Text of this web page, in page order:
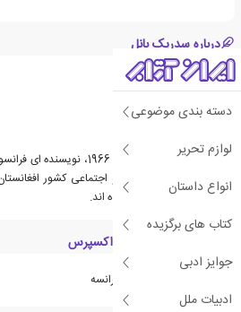
دسته بندی موضوعی
لوازم تحریر
انواع داستان
کتاب های برگزیده
جوایز ادبی
ادبیات ملل
درباره سدریک بانل
سدریک بانل، زاده ی سال
ویژه به مسائل سیاسی و اجتماعی کشور
متعددی ترجمه و چاپ شده اند.
ویژگی های کتاب کابل اکسپرس
از کتاب های پرفروش در فرانسه